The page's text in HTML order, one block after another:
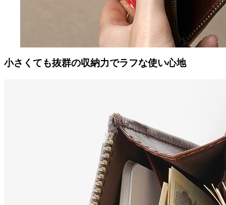
小さくても抜群の収納力でラフな使い心地